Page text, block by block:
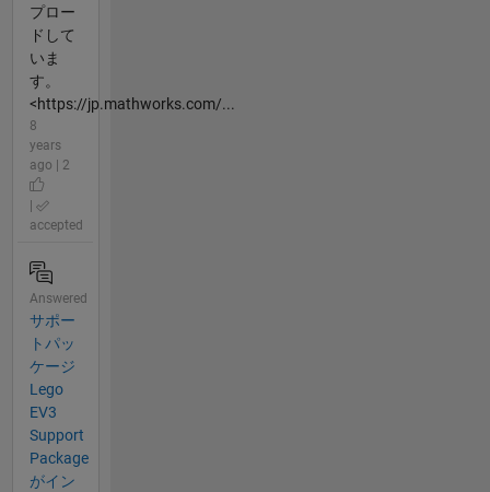
プロー
ドして
いま
す。
<https://jp.mathworks.com/...
8
years
ago | 2
accepted
Answered
サポー
トパッ
ケージ
Lego
EV3
Support
Package
がイン